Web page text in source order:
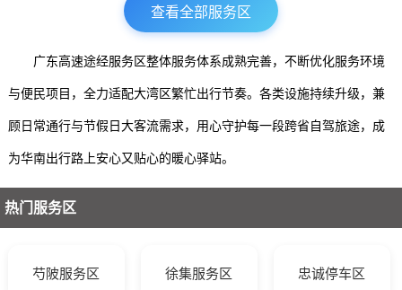
查看全部服务区
广东高速途经服务区整体服务体系成熟完善，不断优化服务环境
与便民项目，全力适配大湾区繁忙出行节奏。各类设施持续升级，兼
顾日常通行与节假日大客流需求，用心守护每一段跨省自驾旅途，成
为华南出行路上安心又贴心的暖心驿站。
热门服务区
芍陂服务区 徐集服务区 忠诚停车区